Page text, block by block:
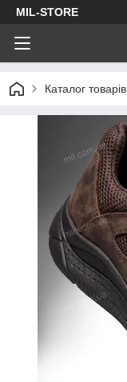
MIL-STORE
Каталог товарів